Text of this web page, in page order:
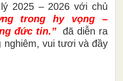
2025 – 2026 với chủ
trong hy vọng –
đức tin.”đã diễn ra
nghiêm, vui tươi và đầy